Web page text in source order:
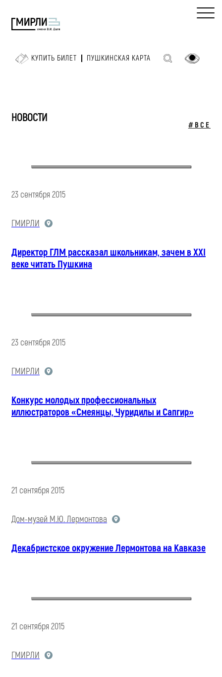
КУПИТЬ БИЛЕТ ПУШКИНСКАЯ КАРТА
НОВОСТИ
#ВСЕ
23 сентября 2015
ГМИРЛИ
Директор ГЛМ рассказал школьникам, зачем в XXI
веке читать Пушкина
23 сентября 2015
ГМИРЛИ
Конкурс молодых профессиональных
иллюстраторов «Смеянцы, Чуридилы и Сапгир»
21 сентября 2015
Дом-музей М.Ю. Лермонтова
Декабристское окружение Лермонтова на Кавказе
21 сентября 2015
ГМИРЛИ